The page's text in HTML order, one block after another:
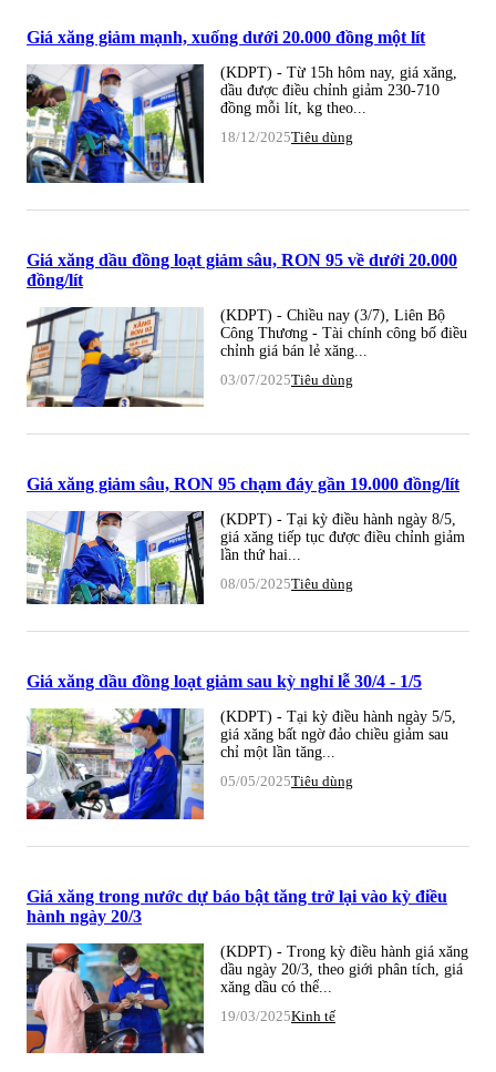
Giá xăng giảm mạnh, xuống dưới 20.000 đồng một lít
(KDPT) - Từ 15h hôm nay, giá xăng,
dầu được điều chỉnh giảm 230-710
đồng mỗi lít, kg theo...
18/12/2025Tiêu dùng
Giá xăng dầu đồng loạt giảm sâu, RON 95 về dưới 20.000
đồng/lít
(KDPT) - Chiều nay (3/7), Liên Bộ
Công Thương - Tài chính công bố điều
chỉnh giá bán lẻ xăng...
03/07/2025Tiêu dùng
Giá xăng giảm sâu, RON 95 chạm đáy gần 19.000 đồng/lít
(KDPT) - Tại kỳ điều hành ngày 8/5,
giá xăng tiếp tục được điều chỉnh giảm
lần thứ hai...
08/05/2025Tiêu dùng
Giá xăng dầu đồng loạt giảm sau kỳ nghỉ lễ 30/4 - 1/5
(KDPT) - Tại kỳ điều hành ngày 5/5,
giá xăng bất ngờ đảo chiều giảm sau
chỉ một lần tăng...
05/05/2025Tiêu dùng
Giá xăng trong nước dự báo bật tăng trở lại vào kỳ điều
hành ngày 20/3
(KDPT) - Trong kỳ điều hành giá xăng
dầu ngày 20/3, theo giới phân tích, giá
xăng dầu có thể...
19/03/2025Kinh tế